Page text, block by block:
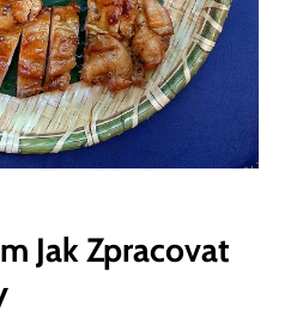
Jak Zpracovat⁢